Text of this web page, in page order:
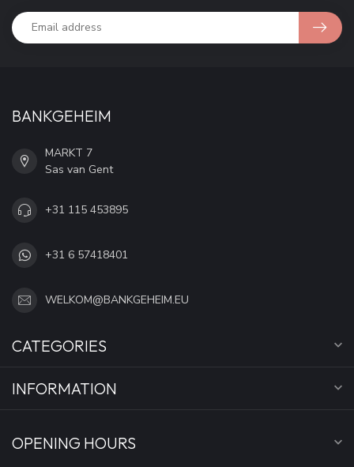
BANKGEHEIM
MARKT 7
Sas van Gent
+31 115 453895
+31 6 57418401
WELKOM@BANKGEHEIM.EU
CATEGORIES
INFORMATION
OPENING HOURS